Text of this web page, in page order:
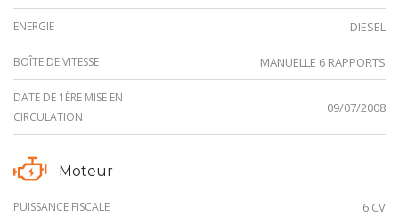
ENERGIE DIESEL
BOÎTE DE VITESSE MANUELLE 6 RAPPORTS
DATE DE 1ÈRE MISE EN
CIRCULATION
09/07/2008
Moteur
PUISSANCE FISCALE 6 CV